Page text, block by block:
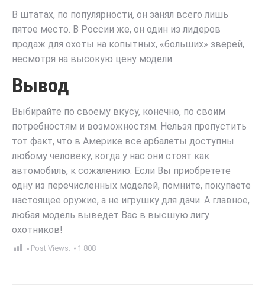
В штатах, по популярности, он занял всего лишь
пятое место. В России же, он один из лидеров
продаж для охоты на копытных, «больших» зверей,
несмотря на высокую цену модели.
Вывод
Выбирайте по своему вкусу, конечно, по своим
потребностям и возможностям. Нельзя пропустить
тот факт, что в Америке все арбалеты доступны
любому человеку, когда у нас они стоят как
автомобиль, к сожалению. Если Вы приобретете
одну из перечисленных моделей, помните, покупаете
настоящее оружие, а не игрушку для дачи. А главное,
любая модель выведет Вас в высшую лигу
охотников!
Post Views: 1 808